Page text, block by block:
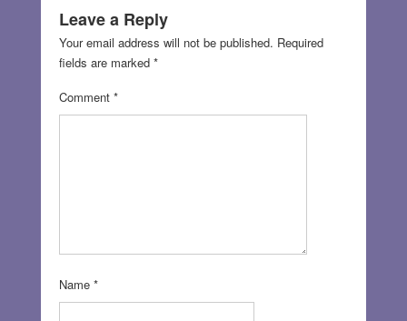
Leave a Reply
Your email address will not be published. Required
fields are marked *
Comment *
Name *